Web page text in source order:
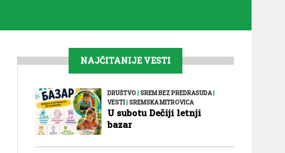
NAJČITANIJE VESTI
DRUŠTVO|SREM BEZ PREDRASUDA|
VESTI|SREMSKA MITROVICA
U subotu Dečiji letnji
bazar